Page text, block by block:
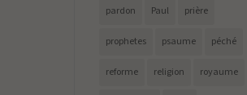
pardon Paul prière
prophetes psaume péché
reforme religion royaume